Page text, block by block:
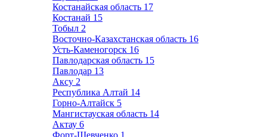
Костанайская область 17
Костанай 15
Тобыл 2
Восточно-Казахстанская область 16
Усть-Каменогорск 16
Павлодарская область 15
Павлодар 13
Аксу 2
Республика Алтай 14
Горно-Алтайск 5
Мангистауская область 14
Актау 6
Форт-Шевченко 1